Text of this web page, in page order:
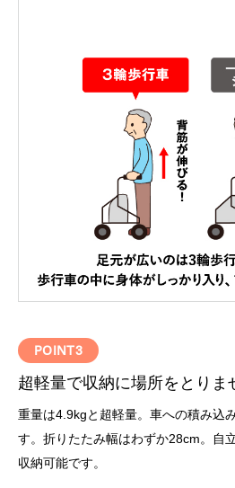
POINT3
超軽量で収納に場所をとりま
重量は4.9kgと超軽量。車への積み込
す。折りたたみ幅はわずか28cm。自
収納可能です。